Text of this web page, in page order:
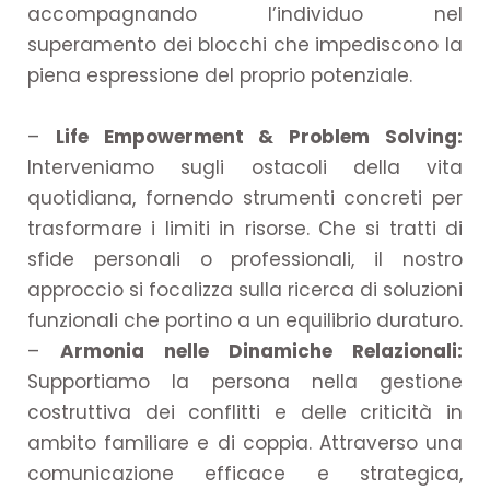
accompagnando l’individuo nel
superamento dei blocchi che impediscono la
piena espressione del proprio potenziale.
– Life Empowerment & Problem Solving:
Interveniamo sugli ostacoli della vita
quotidiana, fornendo strumenti concreti per
trasformare i limiti in risorse. Che si tratti di
sfide personali o professionali, il nostro
approccio si focalizza sulla ricerca di soluzioni
funzionali che portino a un equilibrio duraturo.
– Armonia nelle Dinamiche Relazionali:
Supportiamo la persona nella gestione
costruttiva dei conflitti e delle criticità in
ambito familiare e di coppia. Attraverso una
comunicazione efficace e strategica,